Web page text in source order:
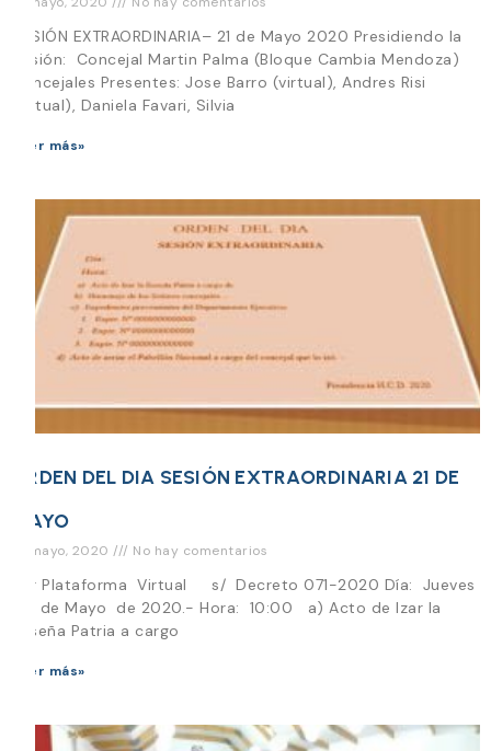
SESIÓN EXTRAORDINARIA– 21 de Mayo 2020 Presidiendo la
Sesión: Concejal Martin Palma (Bloque Cambia Mendoza)
Concejales Presentes: Jose Barro (virtual), Andres Risi
(virtual), Daniela Favari, Silvia
Leer más»
ORDEN DEL DIA SESIÓN EXTRAORDINARIA 21 DE
MAYO
19 mayo, 2020 No hay comentarios
Por Plataforma Virtual s/ Decreto 071-2020 Día: Jueves
21 de Mayo de 2020.- Hora: 10:00 a) Acto de Izar la
Enseña Patria a cargo
Leer más»